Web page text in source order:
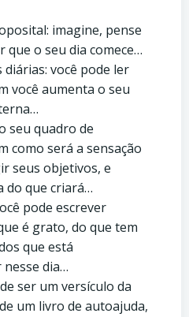
imagine, pense
que o seu dia comece…
diárias: você pode ler
você aumenta o seu
seu quadro de
como será a sensação
seus objetivos, e
do que criará…
pode escrever
é grato, do que tem
que está
dia…
ser um versículo da
um livro de autoajuda,